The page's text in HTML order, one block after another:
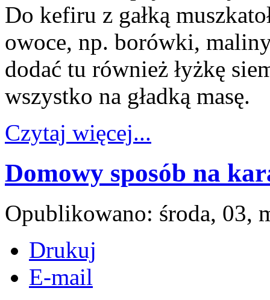
Do kefiru z gałką
owoce, np. borówki,
dodać tu również łyżkę
wszystko na gładką masę.
Czytaj więcej...
Domowy sposób na
Opublikowano: środa, 03,
Drukuj
E-mail